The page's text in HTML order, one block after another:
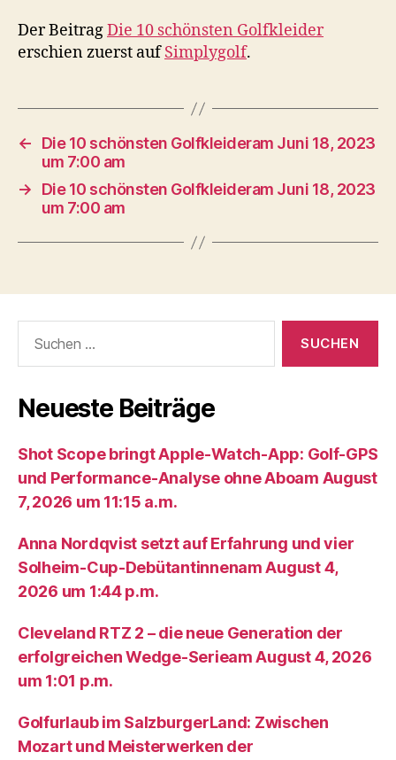
Der BeitragDie 10 schönsten Golfkleider
erschien zuerst aufSimplygolf.
←
Die 10 schönsten Golfkleideram Juni 18, 2023
um 7:00 am
→
Die 10 schönsten Golfkleideram Juni 18, 2023
um 7:00 am
nach:
Neueste Beiträge
Shot Scope bringt Apple-Watch-App: Golf-GPS
und Performance-Analyse ohne Aboam August
7, 2026 um 11:15 a.m.
Anna Nordqvist setzt auf Erfahrung und vier
Solheim-Cup-Debütantinnenam August 4,
2026 um 1:44 p.m.
Cleveland RTZ 2 – die neue Generation der
erfolgreichen Wedge-Serieam August 4, 2026
um 1:01 p.m.
Golfurlaub im SalzburgerLand: Zwischen
Mozart und Meisterwerken der